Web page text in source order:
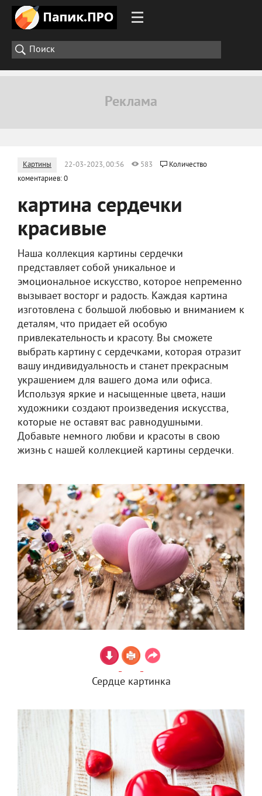
Картины 22-03-2023, 00:56 583
Количество
коментариев: 0
картина сердечки
красивые
Наша коллекция картины сердечки
представляет собой уникальное и
эмоциональное искусство, которое непременно
вызывает восторг и радость. Каждая картина
изготовлена с большой любовью и вниманием к
деталям, что придает ей особую
привлекательность и красоту. Вы сможете
выбрать картину с сердечками, которая отразит
вашу индивидуальность и станет прекрасным
украшением для вашего дома или офиса.
Используя яркие и насыщенные цвета, наши
художники создают произведения искусства,
которые не оставят вас равнодушными.
Добавьте немного любви и красоты в свою
жизнь с нашей коллекцией картины сердечки.
Сердце картинка